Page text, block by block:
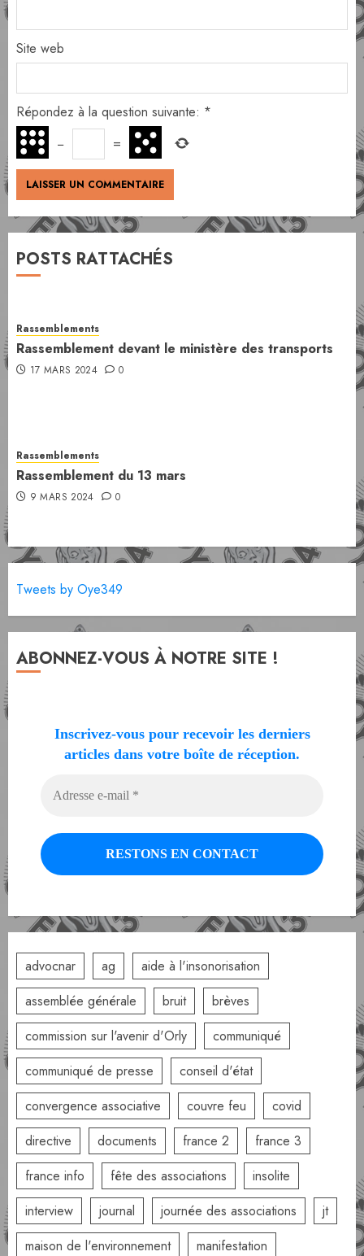
Site web
Répondez à la question suivante: *
−
=
POSTS RATTACHÉS
Rassemblements
Rassemblement devant le ministère des transports
17 MARS 2024 0
Rassemblements
Rassemblement du 13 mars
9 MARS 2024 0
Tweets by Oye349
ABONNEZ-VOUS À NOTRE SITE !
Inscrivez-vous pour recevoir les derniers
articles dans votre boîte de réception.
advocnar ag
aide à l'insonorisation
assemblée générale
bruit
brèves
commission sur l'avenir d'Orly
communiqué
communiqué de presse
conseil d'état
convergence associative
couvre feu
covid
directive
documents france 2
france 3
france info
fête des associations
insolite
interview
journal journée des associations
jt
maison de l'environnement
manifestation